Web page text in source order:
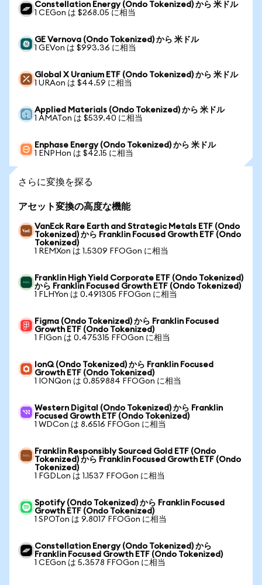
Constellation Energy (Ondo Tokenized) から 米ドル
1 CEGon は $268.05 に相当
GE Vernova (Ondo Tokenized) から 米ドル
1 GEVon は $993.36 に相当
Global X Uranium ETF (Ondo Tokenized) から 米ドル
1 URAon は $44.59 に相当
Applied Materials (Ondo Tokenized) から 米ドル
1 AMATon は $539.40 に相当
Enphase Energy (Ondo Tokenized) から 米ドル
1 ENPHon は $42.15 に相当
さらに変換を探る
アセット変換の高度な機能
VanEck Rare Earth and Strategic Metals ETF (Ondo
Tokenized) から Franklin Focused Growth ETF (Ondo
Tokenized)
1 REMXon は 1.5309 FFOGon に相当
Franklin High Yield Corporate ETF (Ondo Tokenized)
から Franklin Focused Growth ETF (Ondo Tokenized)
1 FLHYon は 0.491305 FFOGon に相当
Figma (Ondo Tokenized) から Franklin Focused
Growth ETF (Ondo Tokenized)
1 FIGon は 0.475315 FFOGon に相当
IonQ (Ondo Tokenized) から Franklin Focused
Growth ETF (Ondo Tokenized)
1 IONQon は 0.859884 FFOGon に相当
Western Digital (Ondo Tokenized) から Franklin
Focused Growth ETF (Ondo Tokenized)
1 WDCon は 8.6516 FFOGon に相当
Franklin Responsibly Sourced Gold ETF (Ondo
Tokenized) から Franklin Focused Growth ETF (Ondo
Tokenized)
1 FGDLon は 1.1537 FFOGon に相当
Spotify (Ondo Tokenized) から Franklin Focused
Growth ETF (Ondo Tokenized)
1 SPOTon は 9.8017 FFOGon に相当
Constellation Energy (Ondo Tokenized) から
Franklin Focused Growth ETF (Ondo Tokenized)
1 CEGon は 5.3578 FFOGon に相当